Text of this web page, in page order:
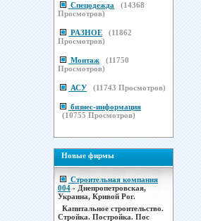
Спецодежда (14368
Просмотров)
РАЗНОЕ (11862
Просмотров)
Монтаж (11750
Просмотров)
АСУ (11743 Просмотров)
бизнес-информация
(10755 Просмотров)
Новые фирмы
Строительная компания
004 - Днепропетровская,
Украина, Кривой Рог.
Капитальное строительство.
Стройка. Постройка. Пос